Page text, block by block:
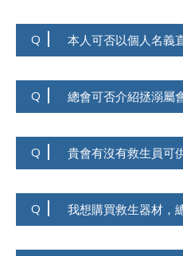
Q 本人可否以個人名義
Q 總會可否介紹拯溺屬
Q 貴會有沒有救生員可
Q 我想購買救生器材，